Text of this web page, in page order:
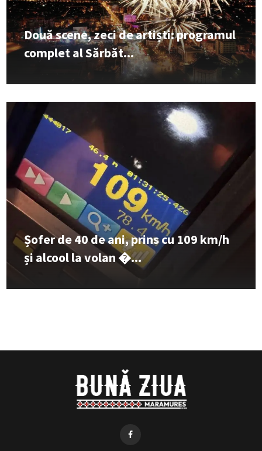
Două scene, zeci de artiști: programul
complet al Sărbăt...
Șofer de 40 de ani, prins cu 109 km/h
și alcool la volan �...